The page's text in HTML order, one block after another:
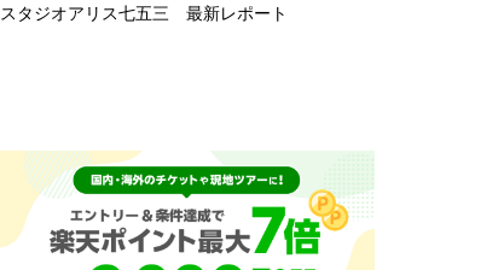
スタジオアリス七五三 最新レポート